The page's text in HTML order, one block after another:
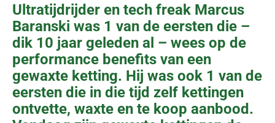
Ultratijdrijder en tech freak Marcus
Baranski was 1 van de eersten die –
dik 10 jaar geleden al – wees op de
performance benefits van een
gewaxte ketting. Hij was ook 1 van de
eersten die in die tijd zelf kettingen
ontvette, waxte en te koop aanbood.